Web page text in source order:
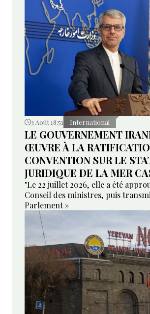
3 Août 18:51 International
LE GOUVERNEMENT
ŒUVRE À LA
CONVENTION SUR LE
JURIDIQUE DE LA MER
"Le 22 juillet 2026, elle a été
Conseil des ministres, puis
Parlement »